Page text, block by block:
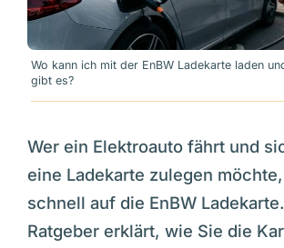
Wo kann ich mit der EnBW Ladekarte laden
gibt es?
Wer ein Elektroauto fährt und
eine Ladekarte zulegen
schnell auf die EnBW
Ratgeber erklärt, wie Sie die